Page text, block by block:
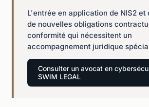
L'entrée en application de NIS2 et
de nouvelles obligations
conformité qui nécessitent un
accompagnement juridique
Consulter un avocat en
SWIM LEGAL